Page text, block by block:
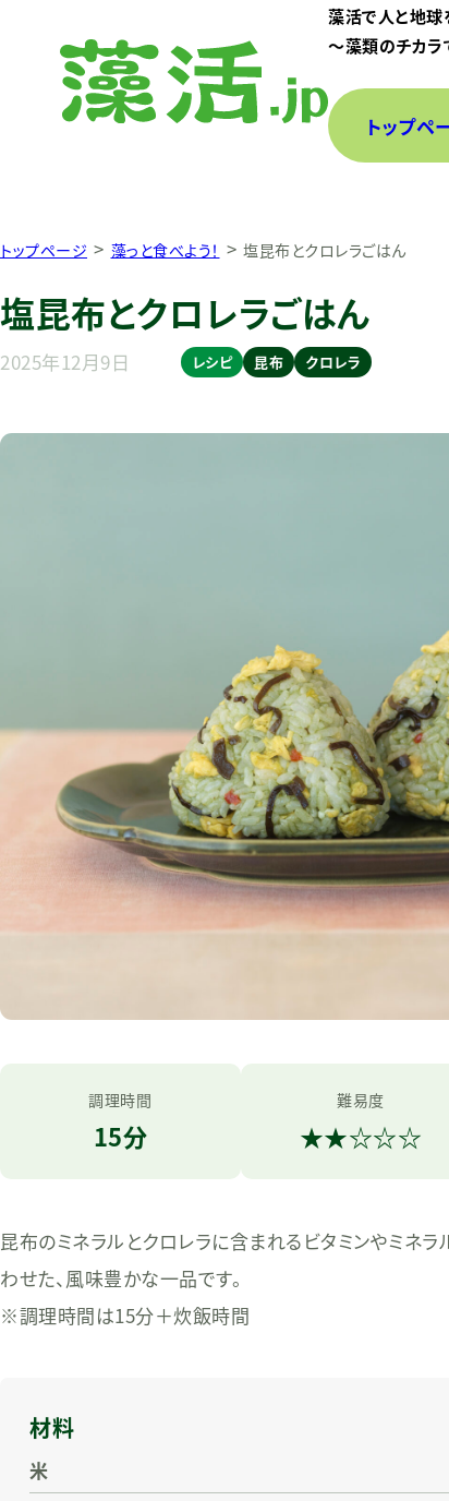
藻活で人と地球
〜藻類のチカラ
トップペ
トップページ > 藻っと食べよう！ > 塩昆布とクロレラごはん
塩昆布とクロレラごはん
2025年12月9日 レシピ 昆布 クロレラ
調理時間
15分
難易度
★★☆☆☆
昆布のミネラルとクロレラに含まれるビタミンやミネ
わせた、風味豊かな一品です。
※調理時間は15分＋炊飯時間
材料
米